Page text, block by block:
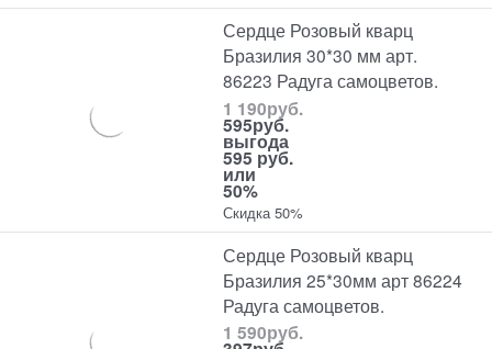
Сердце Розовый кварц
Бразилия 30*30 мм арт.
86223 Радуга самоцветов.
1 190руб.
595руб.
выгода
595 руб.
или
50%
Скидка 50%
Сердце Розовый кварц
Бразилия 25*30мм арт 86224
Радуга самоцветов.
1 590руб.